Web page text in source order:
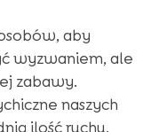
aby
wyzwaniem, ale
zabawy.
naszych
ilość ruchu,